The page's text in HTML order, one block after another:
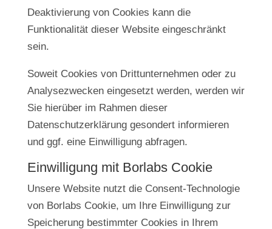
Deaktivierung von Cookies kann die
Funktionalität dieser Website eingeschränkt
sein.
Soweit Cookies von Drittunternehmen oder zu
Analysezwecken eingesetzt werden, werden wir
Sie hierüber im Rahmen dieser
Datenschutzerklärung gesondert informieren
und ggf. eine Einwilligung abfragen.
Einwilligung mit Borlabs Cookie
Unsere Website nutzt die Consent-Technologie
von Borlabs Cookie, um Ihre Einwilligung zur
Speicherung bestimmter Cookies in Ihrem